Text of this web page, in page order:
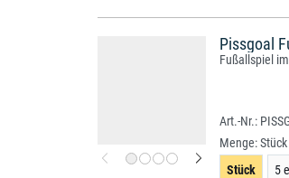
Pissgoal
Fußallspiel
Menge:Stück
Stück
5